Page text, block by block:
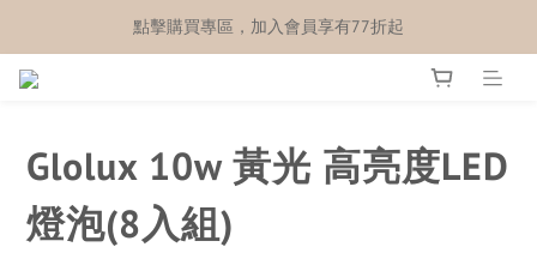
點擊購買專區，加入會員享有77折起
Glolux 10w 黃光 高亮度LED
燈泡(8入組)